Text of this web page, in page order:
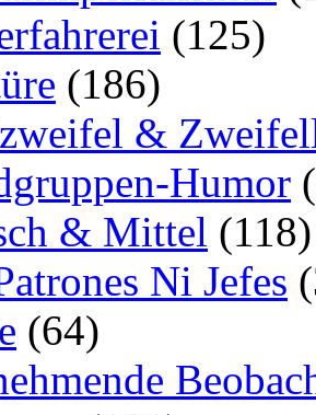
(125)
(186)
&
Humor
& Mittel (118)
Ni Jefes
(64)